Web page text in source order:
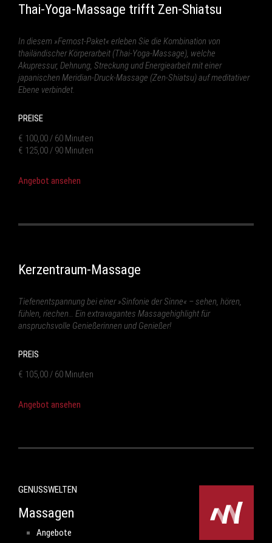
Thai-Yoga-Massage trifft Zen-Shiatsu
In diesem »Fernost-Paket« erleben Sie die Kombination von
thailändischer Körperarbeit (Thai-Yoga-Massage), welche
Akupressur, Dehnung, Streckung und Energiearbeit mit einer
japanischen Meridian-Druck-Massage (Zen-Shiatsu) auf meditativer
Ebene verbindet.
PREISE
€ 100,00 / 60 Minuten
€ 125,00 / 90 Minuten
Angebot ansehen
Kerzentraum-Massage
Tiefenentspannung bei einer »Sinfonie der Sinne« – sehen, hören,
fühlen, riechen… Ein extravagantes Massagehighlight für
anspruchsvolle Genießerinnen und Genießer!
PREIS
€ 105,00 / 60 Minuten
Angebot ansehen
GENUSSWELTEN
Massagen
Angebote